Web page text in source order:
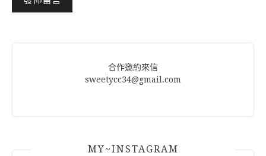
合作邀約來信
sweetycc34@gmail.com
MY~INSTAGRAM